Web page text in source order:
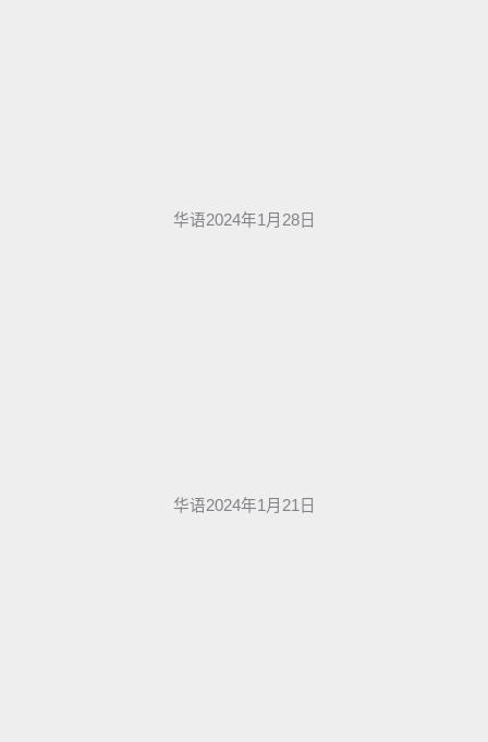
华语2024年1月28日
华语2024年1月21日